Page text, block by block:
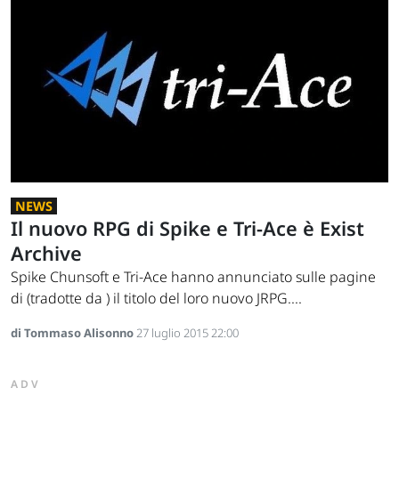
NEWS
Il nuovo RPG di Spike e Tri-Ace è Exist
Archive
Spike Chunsoft e Tri-Ace hanno annunciato sulle pagine
di (tradotte da ) il titolo del loro nuovo JRPG....
di Tommaso Alisonno27 luglio 2015 22:00
ADV